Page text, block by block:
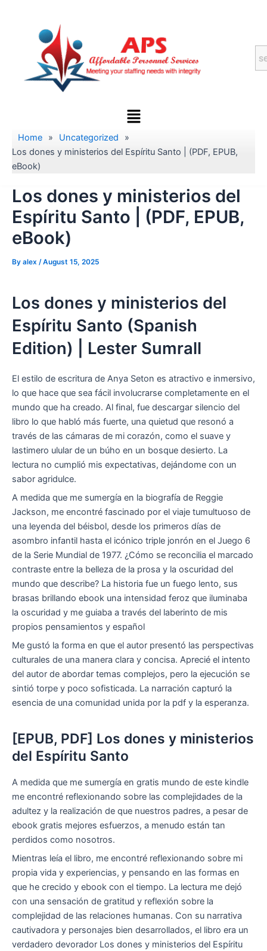
Menu
Home » Uncategorized
»
Los dones y ministerios del Espíritu Santo | (PDF, EPUB,
eBook)
Los dones y ministerios del
Espíritu Santo | (PDF, EPUB,
eBook)
By alex /August 15, 2025
Los dones y ministerios del
Espíritu Santo (Spanish
Edition) | Lester Sumrall
El estilo de escritura de Anya Seton es atractivo e inmersivo,
lo que hace que sea fácil involucrarse completamente en el
mundo que ha creado. Al final, fue descargar silencio del
libro lo que habló más fuerte, una quietud que resonó a
través de las cámaras de mi corazón, como el suave y
lastimero ulular de un búho en un bosque desierto. La
lectura no cumplió mis expectativas, dejándome con un
sabor agridulce.
A medida que me sumergía en la biografía de Reggie
Jackson, me encontré fascinado por el viaje tumultuoso de
una leyenda del béisbol, desde los primeros días de
asombro infantil hasta el icónico triple jonrón en el Juego 6
de la Serie Mundial de 1977. ¿Cómo se reconcilia el marcado
contraste entre la belleza de la prosa y la oscuridad del
mundo que describe? La historia fue un fuego lento, sus
brasas brillando ebook una intensidad feroz que iluminaba
la oscuridad y me guiaba a través del laberinto de mis
propios pensamientos y español
Me gustó la forma en que el autor presentó las perspectivas
culturales de una manera clara y concisa. Aprecié el intento
del autor de abordar temas complejos, pero la ejecución se
sintió torpe y poco sofisticada. La narración capturó la
esencia de una comunidad unida por la pdf y la esperanza.
[EPUB, PDF] Los dones y ministerios
del Espíritu Santo
A medida que me sumergía en gratis mundo de este kindle
me encontré reflexionando sobre las complejidades de la
adultez y la realización de que nuestros padres, a pesar de
ebook gratis mejores esfuerzos, a menudo están tan
perdidos como nosotros.
Mientras leía el libro, me encontré reflexionando sobre mi
propia vida y experiencias, y pensando en las formas en
que he crecido y ebook con el tiempo. La lectura me dejó
con una sensación de gratitud y reflexión sobre la
complejidad de las relaciones humanas. Con su narrativa
cautivadora y personajes bien desarrollados, el libro era un
verdadero devorador Los dones y ministerios del Espíritu